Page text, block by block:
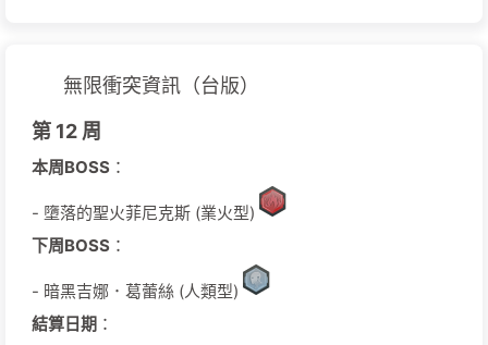
無限衝突資訊（台版）
第 12 周
本周BOSS ：
- 墮落的聖火菲尼克斯 (業火型)
下周BOSS ：
- 暗黑吉娜．葛蕾絲 (人類型)
結算日期 ：